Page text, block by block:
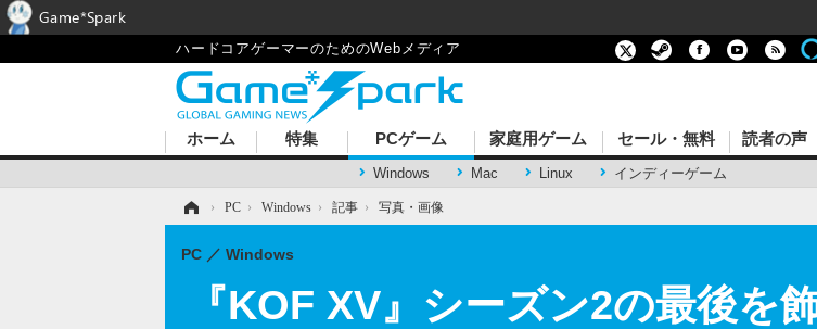
ハードコアゲーマーのためのWebメディア
ホーム 特集 PCゲーム
Windows Mac Linux インディーゲーム
家庭用ゲーム セール・無料 読者の声
› PC › Windows › 記事 › 写真・画像
『KOF XV』シーズン2の最後を
PC Windows
Game*Spark